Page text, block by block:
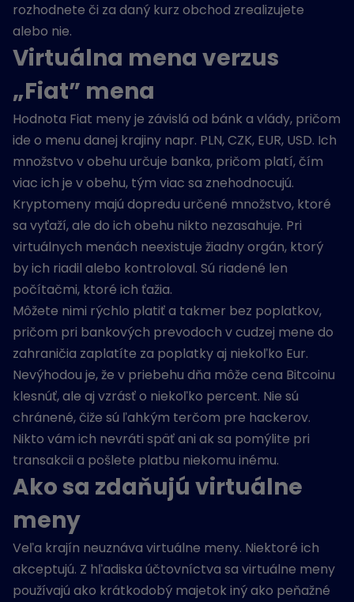
rozhodnete či za daný kurz obchod zrealizujete
alebo nie.
Virtuálna mena verzus
„Fiat” mena
Hodnota Fiat meny je závislá od bánk a vlády, pričom
ide o menu danej krajiny napr. PLN, CZK, EUR, USD. Ich
množstvo v obehu určuje banka, pričom platí, čím
viac ich je v obehu, tým viac sa znehodnocujú.
Kryptomeny majú dopredu určené množstvo, ktoré
sa vyťaží, ale do ich obehu nikto nezasahuje. Pri
virtuálnych menách neexistuje žiadny orgán, ktorý
by ich riadil alebo kontroloval. Sú riadené len
počítačmi, ktoré ich ťažia.
Môžete nimi rýchlo platiť a takmer bez poplatkov,
pričom pri bankových prevodoch v cudzej mene do
zahraničia zaplatíte za poplatky aj niekoľko Eur.
Nevýhodou je, že v priebehu dňa môže cena Bitcoinu
klesnúť, ale aj vzrásť o niekoľko percent. Nie sú
chránené, čiže sú ľahkým terčom pre hackerov.
Nikto vám ich nevráti späť ani ak sa pomýlite pri
transakcii a pošlete platbu niekomu inému.
Ako sa zdaňujú virtuálne
meny
Veľa krajín neuznáva virtuálne meny. Niektoré ich
akceptujú. Z hľadiska účtovníctva sa virtuálne meny
používajú ako krátkodobý majetok iný ako peňažné